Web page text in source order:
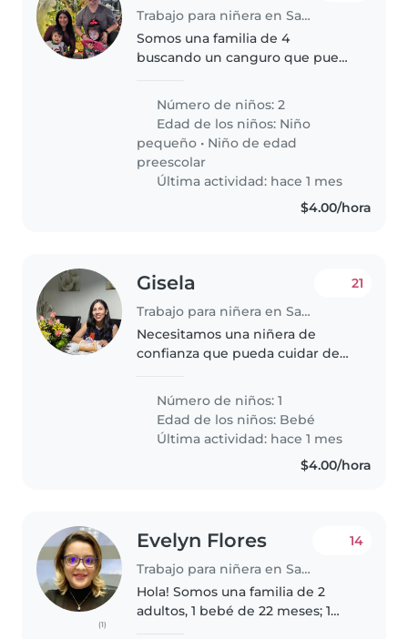
Trabajo para niñera en Santa Tecla
Somos una familia de 4
buscando un canguro que pueda
cariñosas, energéticas y muy
creativas, una en edad
preescolar y otra en edad de
guardería. Esperamos..
Número de niños: 2
Edad de los niños: Niño
pequeño • Niño de edad
preescolar
Última actividad: hace 1 mes
$4.00/hora
Gisela
Trabajo para niñera en San Salvador
21
Necesitamos una niñera de
confianza que pueda cuidar de
alguien que se sienta cómoda
cocinando, Nos gustaría que la
niñera pudiera venir a nuestra
casa para..
Número de niños: 1
Edad de los niños: Bebé
Última actividad: hace 1 mes
$4.00/hora
(1)
Evelyn Flores
Trabajo para niñera en Santa Tecla
14
Hola! Somos una familia de 2
adultos, 1 bebé de 22 meses; 1